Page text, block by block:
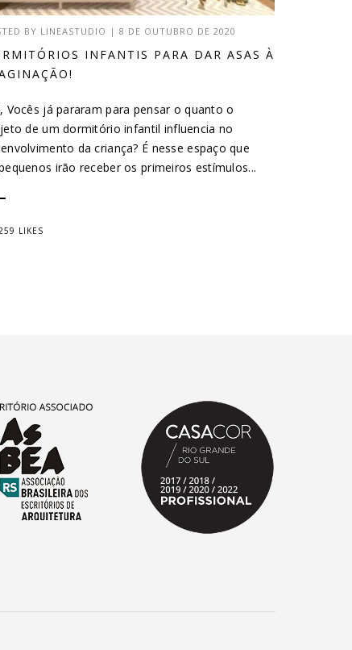
BY LINEASTUDIO |8 DE OUTUBRO DE 2020
INFANTIS PARA DAR ASAS À
Vocês já pararam para pensar o quanto o
de um dormitório infantil influencia no
da criança? É nesse espaço que
irão receber os primeiros estímulos...
259 LIKES